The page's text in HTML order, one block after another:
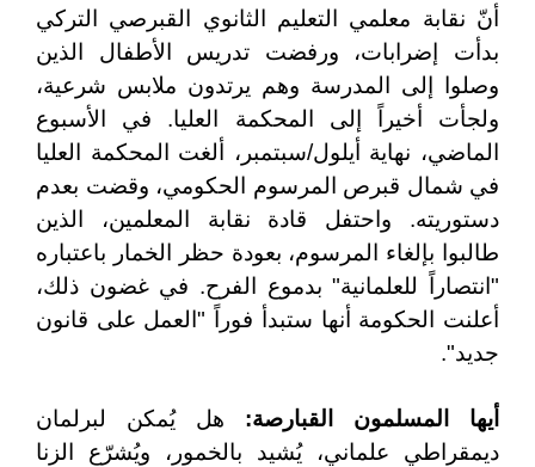
أنّ نقابة معلمي التعليم الثانوي القبرصي التركي
بدأت إضرابات، ورفضت تدريس الأطفال الذين
وصلوا إلى المدرسة وهم يرتدون ملابس شرعية،
ولجأت أخيراً إلى المحكمة العليا. في الأسبوع
الماضي، نهاية أيلول/سبتمبر، ألغت المحكمة العليا
في شمال قبرص المرسوم الحكومي، وقضت بعدم
دستوريته. واحتفل قادة نقابة المعلمين، الذين
طالبوا بإلغاء المرسوم، بعودة حظر الخمار باعتباره
"انتصاراً للعلمانية" بدموع الفرح. في غضون ذلك،
أعلنت الحكومة أنها ستبدأ فوراً "العمل على قانون
جديد".
أيها المسلمون القبارصة: هل يُمكن لبرلمان
ديمقراطي علماني، يُشيد بالخمور، ويُشرّع الزنا